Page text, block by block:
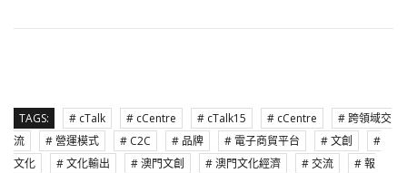
TAGS: # cTalk # cCentre # cTalk15 # cCentre
# 跨領域交
流
# 營運模式 # C2C # 品牌 # 電子商貿平台 # 文創
#
文化
# 文化輸出 # 澳門文創 # 澳門文化經濟 # 交流
# 報